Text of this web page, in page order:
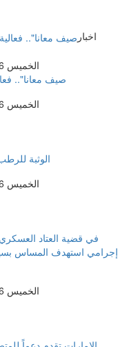
اخبار
الخميس 06 أغسطس 2026 03:56 مساءً
"صيف معانا".. فعالية
الخميس 06 أغسطس 2026 03:56 مساءً
"الوثبة
الخميس 06 أغسطس 2026 03:56 مساءً
في قضية العتاد
إجرامي استهدف المساس
الخميس 06 أغسطس 2026 03:56 مساءً